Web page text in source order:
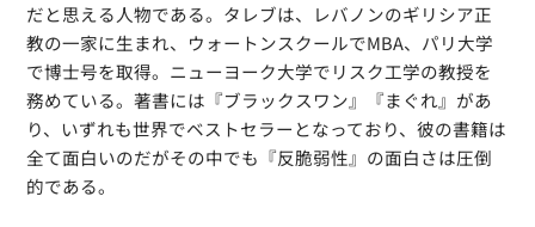
だと思える人物である。タレブは、レバノンのギリシア正
教の一家に生まれ、ウォートンスクールでMBA、パリ大学
で博士号を取得。ニューヨーク大学でリスク工学の教授を
務めている。著書には『ブラックスワン』『まぐれ』があ
り、いずれも世界でベストセラーとなっており、彼の書籍は
全て面白いのだがその中でも『反脆弱性』の面白さは圧倒
的である。